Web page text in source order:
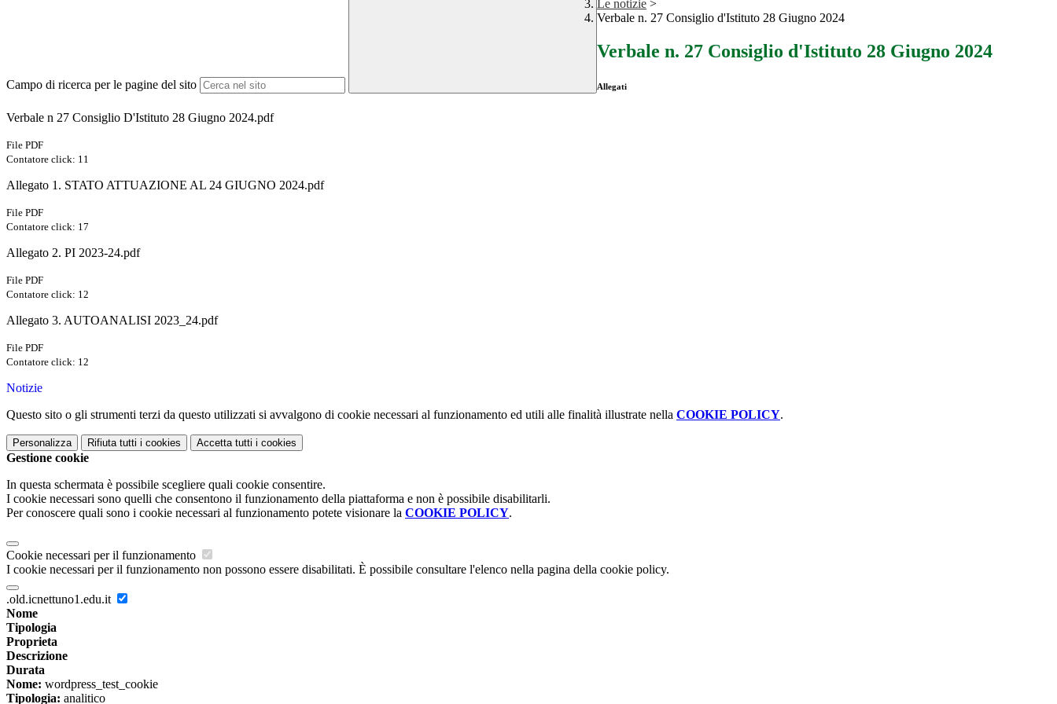
Campo di ricerca per le pagine del sito
Le notizie >
Verbale n. 27 Consiglio d'Istituto 28 Giugno 2024
Verbale n. 27 Consiglio d'Istituto 28 Giugno 2024
Allegati
Verbale n 27 Consiglio D'Istituto 28 Giugno 2024.pdf
File PDF
Contatore click: 11
Allegato 1. STATO ATTUAZIONE AL 24 GIUGNO 2024.pdf
File PDF
Contatore click: 17
Allegato 2. PI 2023-24.pdf
File PDF
Contatore click: 12
Allegato 3. AUTOANALISI 2023_24.pdf
File PDF
Contatore click: 12
Notizie
Questo sito o gli strumenti terzi da questo utilizzati si avvalgono di cookie necessari al funzionamento ed utili alle finalità illustrate nella COOKIE POLICY.
Personalizza Rifiuta tutti i cookies Accetta tutti i cookies
Gestione cookie
In questa schermata è possibile scegliere quali cookie consentire.
I cookie necessari sono quelli che consentono il funzionamento della piattaforma e non è possibile disabilitarli.
Per conoscere quali sono i cookie necessari al funzionamento potete visionare la COOKIE POLICY.
Cookie necessari per il funzionamento
I cookie necessari per il funzionamento non possono essere disabilitati. È possibile consultare l'elenco nella pagina della cookie policy.
.old.icnettuno1.edu.it
Nome
Tipologia
Proprieta
Descrizione
Durata
Nome: wordpress_test_cookie
Tipologia: analitico